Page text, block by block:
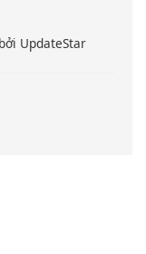
UpdateStar